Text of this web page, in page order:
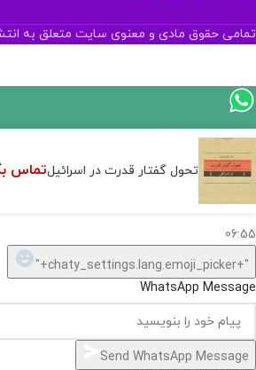
تمامی حقوق مادی و معنوی سایت متعلق به
تحول گفتار قدرت در اسرائیلتماس
ارسال پیام در واتساپ
کارشناس فروش
06:55
"+chaty_settings.lang.emoji_picker+"
WhatsApp Message
Send WhatsApp Message